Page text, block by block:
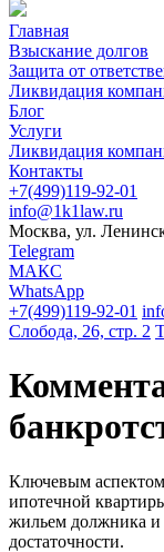
Главная
Взыскание долгов
Защита от
Ликвидация
Блог
Услуги
Ликвидация
Контакты
+7(499)119-92-01
info@1k1law.ru
Москва, ул.
Telegram
МАКС
WhatsApp
+7(499)119-92-01
Слобода, 26, стр. 2
Ключевым аспектом
ипотечной
жильем должника и
достаточности.